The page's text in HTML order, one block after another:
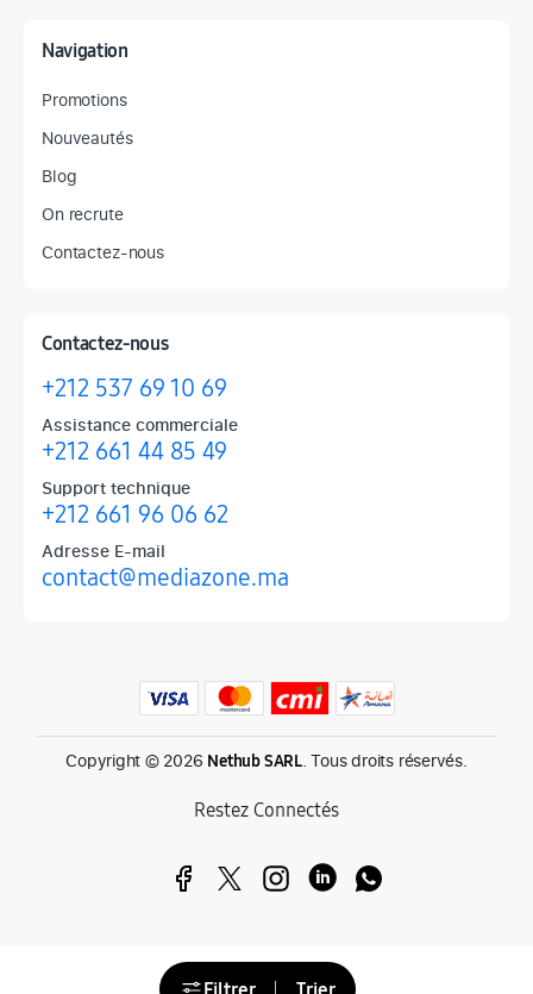
Navigation
Promotions
Nouveautés
Blog
On recrute
Contactez-nous
Contactez-nous
+212 537 69 10 69
Assistance commerciale
+212 661 44 85 49
Support technique
+212 661 96 06 62
Adresse E-mail
contact@mediazone.ma
Produits phares chez Mediazone
Retrouvez chez Mediazone les références incontournables :
Copyright © 2026 Nethub SARL. Tous droits réservés.
Restez Connectés